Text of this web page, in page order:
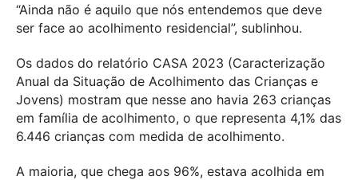
“Ainda não é aquilo que nós entendemos que deve
ser face ao acolhimento residencial”, sublinhou.
Os dados do relatório CASA 2023 (Caracterização
Anual da Situação de Acolhimento das Crianças e
Jovens) mostram que nesse ano havia 263 crianças
em família de acolhimento, o que representa 4,1% das
6.446 crianças com medida de acolhimento.
A maioria, que chega aos 96%, estava acolhida em